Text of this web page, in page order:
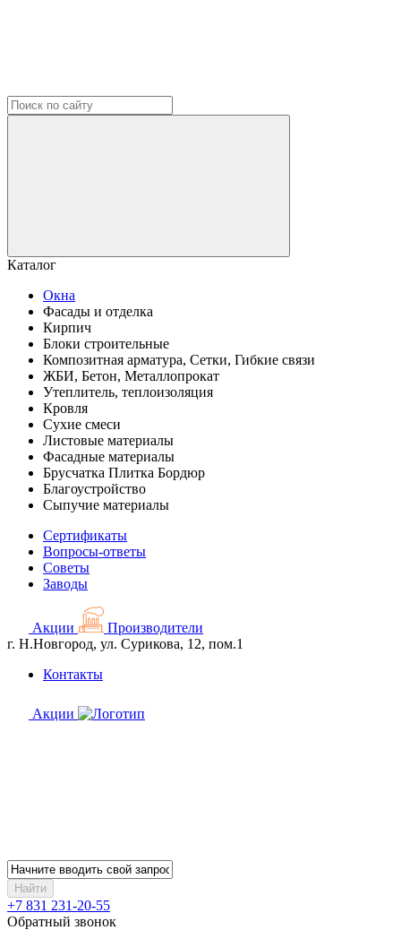
Каталог
Окна
Фасады и отделка
Кирпич
Блоки строительные
Композитная арматура, Сетки, Гибкие связи
ЖБИ, Бетон, Металлопрокат
Утеплитель, теплоизоляция
Кровля
Сухие смеси
Листовые материалы
Фасадные материалы
Брусчатка Плитка Бордюр
Благоустройство
Сыпучие материалы
Сертификаты
Вопросы-ответы
Советы
Заводы
Акции
Производители
г. Н.Новгород, ул. Сурикова, 12, пом.1
Контакты
Акции
Найти
+7 831 231-20-55
Обратный звонок